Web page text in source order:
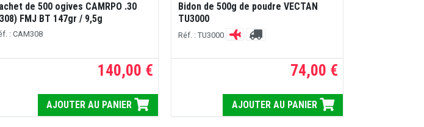
de 500 ogives CAMRPO .30
FMJ BT 147gr / 9,5g
: CAM308
140,00 €
AJOUTER AU PANIER
Bidon de 500g de poudre VECTAN
TU3000
Réf. : TU3000
74,00 €
AJOUTER AU PANIER